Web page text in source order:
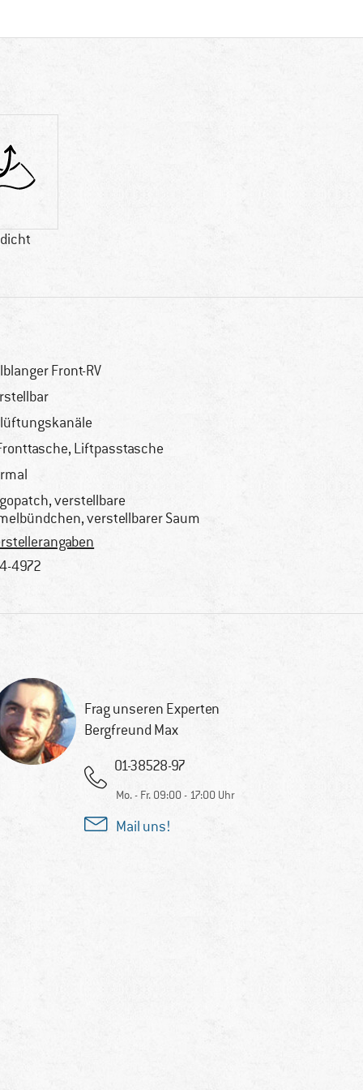
Front-RV
Liftpasstasche
verstellbare
verstellbarer Saum
4972
Frag unseren Experten
Bergfreund Max
01-38528-97
Mo. - Fr. 09:00 - 17:00 Uhr
Mail uns!